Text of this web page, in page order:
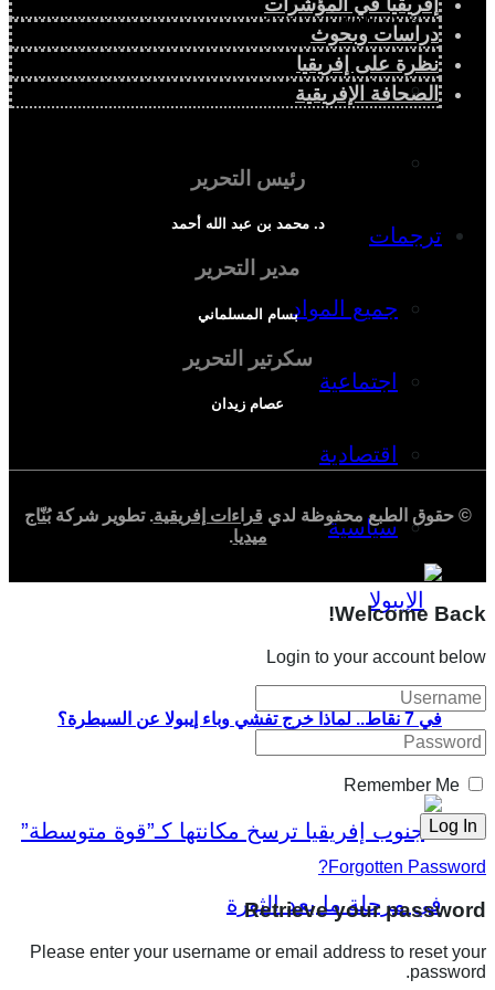
دراسة سياسية
دراسة اجتماعية
ترجمات
جميع المواد
اجتماعية
اقتصادية
سياسية
في 7 نقاط.. لماذا خرج تفشي وباء إيبولا عن السيطرة؟
إفريقيا في المؤشرات
دراسات وبحوث
نظرة على إفريقيا
الصحافة الإفريقية
رئيس التحرير
د. محمد بن عبد الله أحمد
مدير التحرير
بسام المسلماني
سكرتير التحرير
عصام زيدان
© حقوق الطبع محفوظة لدي قراءات إفريقية. تطوير شركةبُنّاج
ميديا.
Welcome Back!
Login to your account below
Remember Me
Forgotten Password?
Retrieve your password
Please enter your username or email address to reset your
password.